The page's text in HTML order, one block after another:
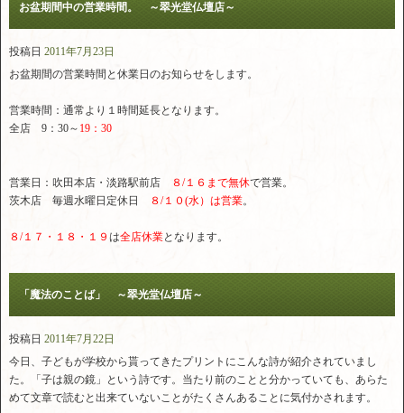
お盆期間中の営業時間。 ～翠光堂仏壇店～
投稿日 2011年7月23日
お盆期間の営業時間と休業日のお知らせをします。
営業時間：通常より１時間延長となります。
全店 9：30～ 19：30
営業日：吹田本店・淡路駅前店 ８/１６まで無休で営業。
茨木店 毎週水曜日定休日
８/１０(水）は営業。
８/１７・１８・１９ は全店休業となります。
「魔法のことば」 ～翠光堂仏壇店～
投稿日 2011年7月22日
今日、子どもが学校から貰ってきたプリントにこんな詩が紹介されていまし
た。「子は親の鏡」という詩です。当たり前のことと分かっていても、あらた
めて文章で読むと出来ていないことがたくさんあることに気付かされます。